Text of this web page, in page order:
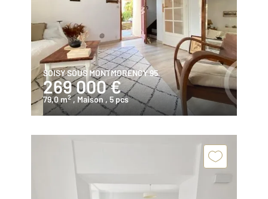
SOISY SOUS MONTMORENCY 95
269 000 €
79,0 m2 , Maison , 5 pcs